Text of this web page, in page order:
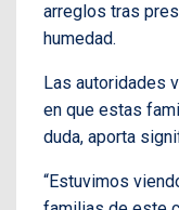
arreglos tras
humedad.
Las autoridades
en que estas
duda, aporta
“Estuvimos